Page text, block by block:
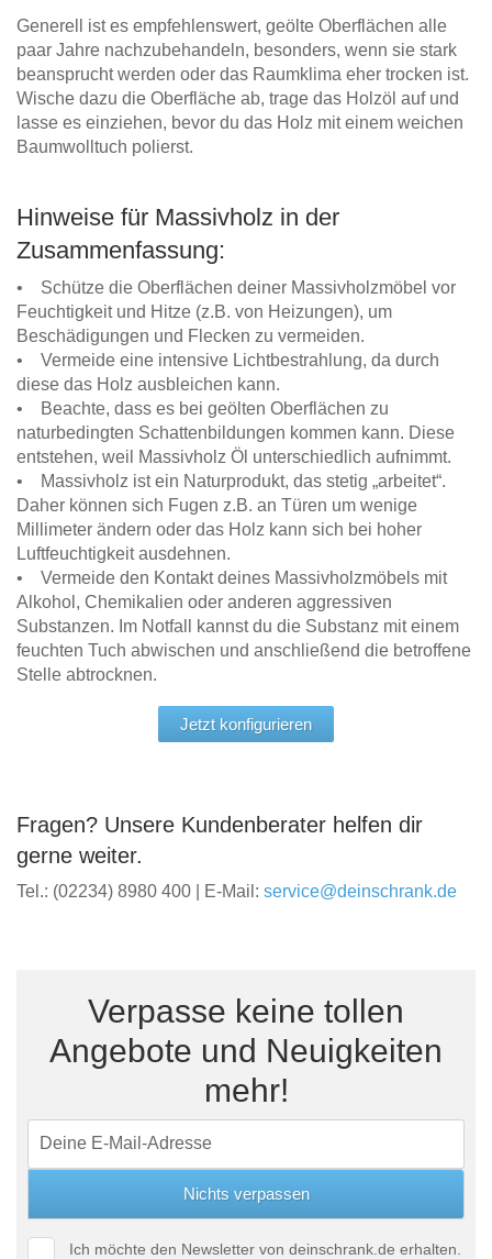
Generell ist es empfehlenswert, geölte Oberflächen alle
paar Jahre nachzubehandeln, besonders, wenn sie stark
beansprucht werden oder das Raumklima eher trocken ist.
Wische dazu die Oberfläche ab, trage das Holzöl auf und
lasse es einziehen, bevor du das Holz mit einem weichen
Baumwolltuch polierst.
Hinweise für Massivholz in der
Zusammenfassung:
• Schütze die Oberflächen deiner Massivholzmöbel vor
Feuchtigkeit und Hitze (z.B. von Heizungen), um
Beschädigungen und Flecken zu vermeiden.
• Vermeide eine intensive Lichtbestrahlung, da durch
diese das Holz ausbleichen kann.
• Beachte, dass es bei geölten Oberflächen zu
naturbedingten Schattenbildungen kommen kann. Diese
entstehen, weil Massivholz Öl unterschiedlich aufnimmt.
• Massivholz ist ein Naturprodukt, das stetig „arbeitet“.
Daher können sich Fugen z.B. an Türen um wenige
Millimeter ändern oder das Holz kann sich bei hoher
Luftfeuchtigkeit ausdehnen.
• Vermeide den Kontakt deines Massivholzmöbels mit
Alkohol, Chemikalien oder anderen aggressiven
Substanzen. Im Notfall kannst du die Substanz mit einem
feuchten Tuch abwischen und anschließend die betroffene
Stelle abtrocknen.
Jetzt konfigurieren
Fragen? Unsere Kundenberater helfen dir
gerne weiter.
Tel.: (02234) 8980 400 | E-Mail: service@deinschrank.de
Verpasse keine tollen
Angebote und Neuigkeiten
mehr!
Ich möchte den Newsletter von deinschrank.de erhalten.